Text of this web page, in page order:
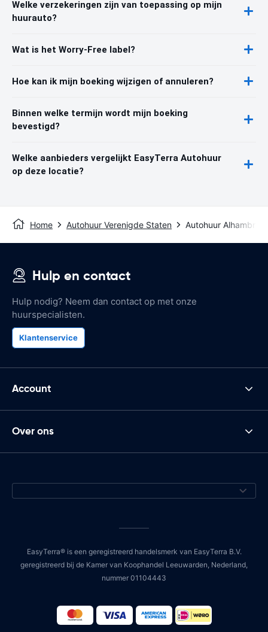
Welke verzekeringen zijn van toepassing op mijn
huurauto?
Wat is het Worry-Free label?
Hoe kan ik mijn boeking wijzigen of annuleren?
Binnen welke termijn wordt mijn boeking
bevestigd?
Welke aanbieders vergelijkt EasyTerra Autohuur
op deze locatie?
Home Autohuur Verenigde Staten Autohuur Alhambra,
Hulp en contact
Hulp nodig? Neem dan contact op met onze
huurspecialisten.
Klantenservice
Account
Over ons
EasyTerra® is een geregistreerd handelsmerk van EasyTerra B.V.
geregistreerd bij de Kamer van Koophandel Leeuwarden, Nederland,
nummer 01104443